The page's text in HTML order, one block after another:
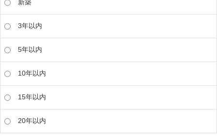
新築
3年以内
5年以内
10年以内
15年以内
20年以内